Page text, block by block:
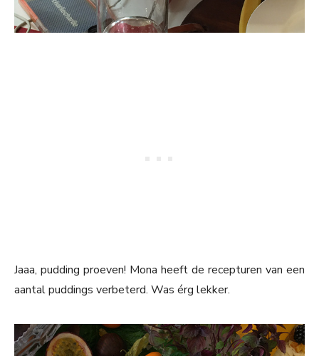
Jaaa, pudding proeven! Mona heeft de recepturen van een
aantal puddings verbeterd. Was érg lekker.